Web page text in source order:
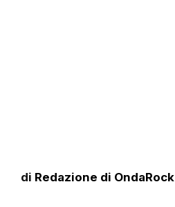
di Redazione di OndaRock